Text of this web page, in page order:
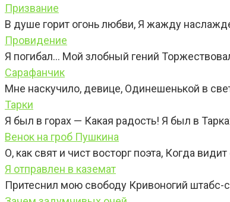
Призвание
В душе горит огонь любви, Я жажду
Провидение
Я погибал… Мой злобный гений
Сарафанчик
Мне наскучило, девице, Одинешенькой в
Тарки
Я был в горах — Какая радость! Я был в
Венок на гроб Пушкина
О, как свят и чист восторг поэта, Когда
Я отправлен в каземат
Притеснил мою свободу Кривоногий штабс-